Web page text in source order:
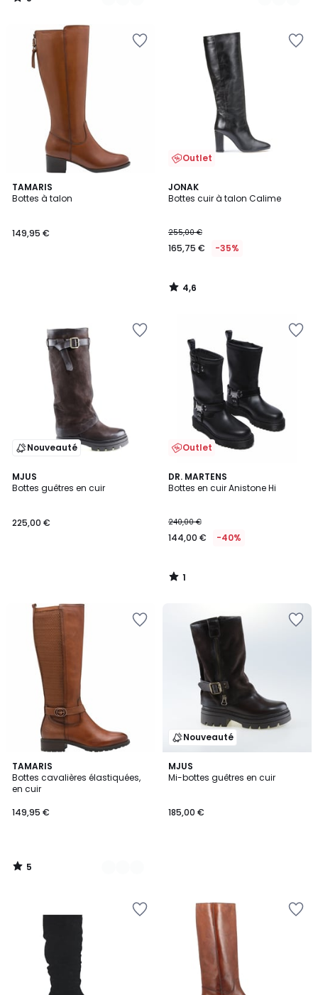
/
TAMARIS
Bottes à talon
149,95 €
Outlet
JONAK
Bottes cuir à talon Calime
255,00 €
165,75 € -35%
4,6
/ 5
4,6
/
Nouveauté
MJUS
Bottes guêtres en cuir
225,00 €
Outlet
DR. MARTENS
Bottes en cuir Anistone Hi
240,00 €
144,00 € -40%
1
/
1
/
TAMARIS
Bottes cavalières élastiquées,
en cuir
149,95 €
5
/
5
2
Couleurs
5
/
Nouveauté
MJUS
Mi-bottes guêtres en cuir
185,00 €